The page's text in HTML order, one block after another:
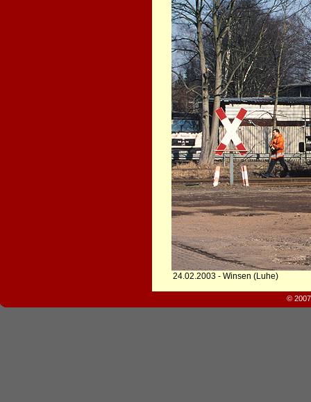
24.02.2003 - Winsen (Luhe)
©